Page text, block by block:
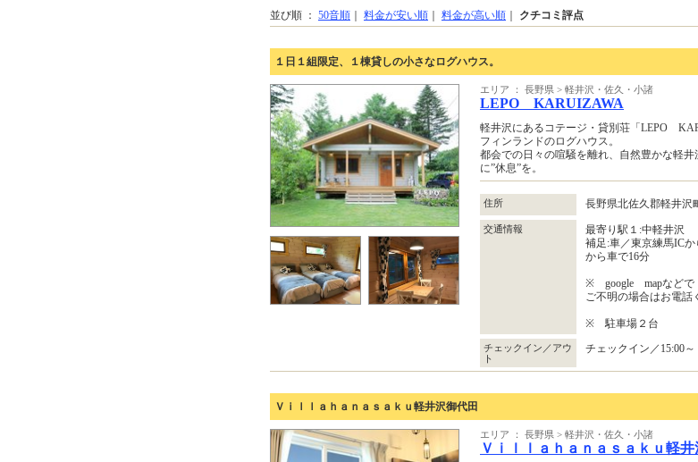
並び順 ： 50音順 料金が安い順 料金が高い順 クチコミ評点
１日１組限定、１棟貸しの小さなログハウス。
エリア ： 長野県 > 軽井沢・佐久・小諸
LEPO KARUIZAWA
軽井沢にあるコテージ・貸別荘「LEPO
フィンランドのログハウス。
都会での日々の喧騒を離れ、自然豊かな軽井
に”休息”を。
住所 長野県北佐久郡軽井沢
交通情報
最寄り駅１:中軽井沢
補足:車／東京練馬IC
から車で16分
※ google mapなどで
ご不明の場合はお電話
※ 駐車場２台
チェックイン／アウ
ト
チェックイン／15:00
Ｖｉｌｌａｈａｎａｓａｋｕ軽井沢御代田
エリア ： 長野県 > 軽井沢・佐久・小諸
Ｖｉｌｌａｈａｎａｓａｋｕ軽井